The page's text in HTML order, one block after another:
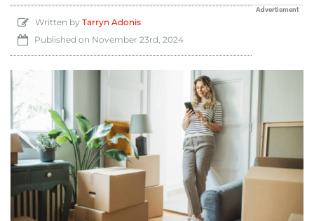
Advertisment
Written by Tarryn Adonis
Published on November 23rd, 2024